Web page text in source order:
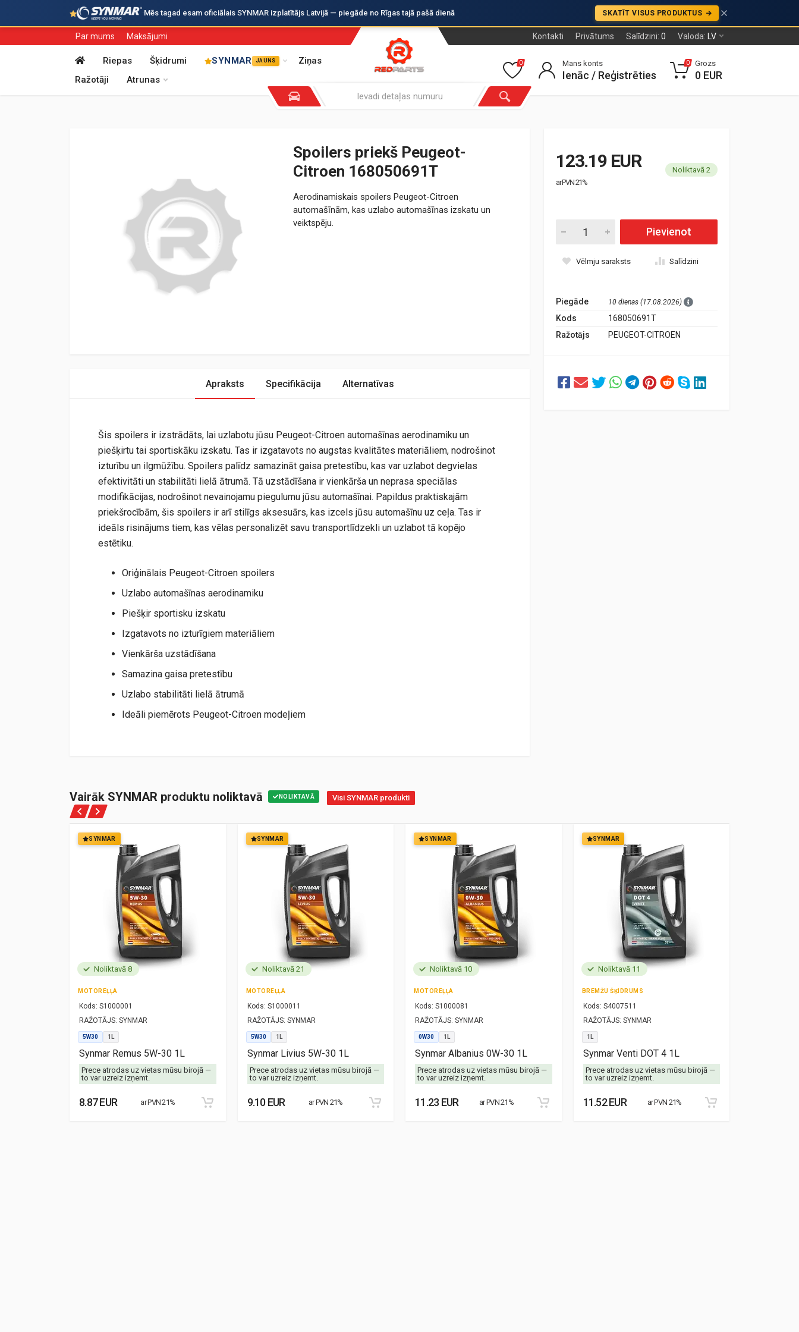
·Mēs tagad esam oficiālais SYNMAR izplatītājs Latvijā — piegāde no Rīgas tajā pašā dienā SKATĪT VISUS PRODUKTUS
Par mums Maksājumi Kontakti Privātums Salīdzini: 0 Valoda: LV
Riepas Šķidrumi SYNMAR JAUNS
Ziņas
Ražotāji
Atrunas
0 Mans konts
Ienāc / Reģistrēties
0 Grozs
0 EUR
Spoilers priekš Peugeot-
Citroen 168050691T
Aerodinamiskais spoilers Peugeot-Citroen
automašīnām, kas uzlabo automašīnas izskatu un
veiktspēju.
123.19 EUR
ar PVN 21%
Noliktavā 2
Pievienot
Vēlmju saraksts Salīdzini
Piegāde 10 dienas (17.08.2026)
Kods
168050691T
Ražotājs
PEUGEOT-CITROEN
Apraksts Specifikācija Alternatīvas
Šis spoilers ir izstrādāts, lai uzlabotu jūsu Peugeot-Citroen automašīnas aerodinamiku un
piešķirtu tai sportiskāku izskatu. Tas ir izgatavots no augstas kvalitātes materiāliem, nodrošinot
izturību un ilgmūžību. Spoilers palīdz samazināt gaisa pretestību, kas var uzlabot degvielas
efektivitāti un stabilitāti lielā ātrumā. Tā uzstādīšana ir vienkārša un neprasa speciālas
modifikācijas, nodrošinot nevainojamu piegulumu jūsu automašīnai. Papildus praktiskajām
priekšrocībām, šis spoilers ir arī stilīgs aksesuārs, kas izcels jūsu automašīnu uz ceļa. Tas ir
ideāls risinājums tiem, kas vēlas personalizēt savu transportlīdzekli un uzlabot tā kopējo
estētiku.
Oriģinālais Peugeot-Citroen spoilers
Uzlabo automašīnas aerodinamiku
Piešķir sportisku izskatu
Izgatavots no izturīgiem materiāliem
Vienkārša uzstādīšana
Samazina gaisa pretestību
Uzlabo stabilitāti lielā ātrumā
Ideāli piemērots Peugeot-Citroen modeļiem
Vairāk SYNMAR produktu noliktavā NOLIKTAVĀ Visi SYNMAR produkti
SYNMAR
Noliktavā 8
MOTOREĻĻA
Kods: S1000001
RAŽOTĀJS: SYNMAR
5W30 1L
Synmar Remus 5W-30 1L
Prece atrodas uz vietas mūsu birojā —
to var uzreiz izņemt.
8.87 EUR ar PVN 21%
SYNMAR
Noliktavā 21
MOTOREĻĻA
Kods: S1000011
RAŽOTĀJS: SYNMAR
5W30 1L
Synmar Livius 5W-30 1L
Prece atrodas uz vietas mūsu birojā —
to var uzreiz izņemt.
9.10 EUR ar PVN 21%
SYNMAR
Noliktavā 10
MOTOREĻĻA
Kods: S1000081
RAŽOTĀJS: SYNMAR
0W30 1L
Synmar Albanius 0W-30 1L
Prece atrodas uz vietas mūsu birojā —
to var uzreiz izņemt.
11.23 EUR ar PVN 21%
SYNMAR
Noliktavā 11
BREMŽU ŠĶIDRUMS
Kods: S4007511
RAŽOTĀJS: SYNMAR
1L
Synmar Venti DOT 4 1L
Prece atrodas uz vietas mūsu birojā —
to var uzreiz izņemt.
11.52 EUR ar PVN 21%